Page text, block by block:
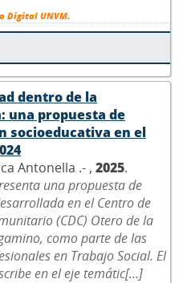
Digital UNVM.
dentro de la
una propuesta de
socioeducativa en el
Antonella .- , 2025.
una propuesta de
en el Centro de
(CDC) Otero de la
como parte de las
en Trabajo Social. El
en el eje temátic[...]